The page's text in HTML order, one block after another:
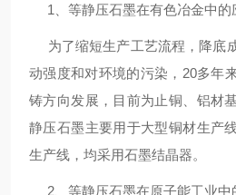
1、等静压石墨在有色冶金中的
为了缩短生产工艺流程，降底
动强度和对环境的污染，20多年
铸方向发展，目前为止铜、铝材
静压石墨主要用于大型铜材生产
生产线，均采用石墨结晶器。
2、等静压石墨在原子能工业中